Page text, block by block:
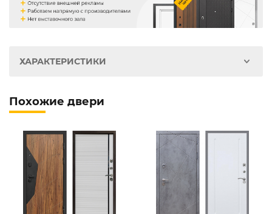
ХАРАКТЕРИСТИКИ
Похожие двери